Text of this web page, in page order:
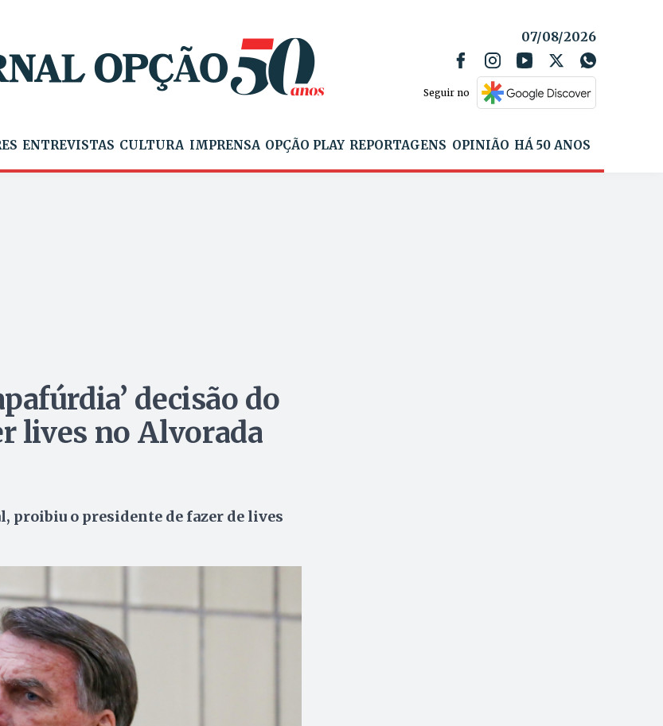
07/08/2026
Seguir no
ENTREVISTAS CULTURA IMPRENSA OPÇÃO PLAY REPORTAGENS OPINIÃO HÁ 50 ANOS
decisão do
lives no Alvorada
proibiu o presidente de fazer de lives